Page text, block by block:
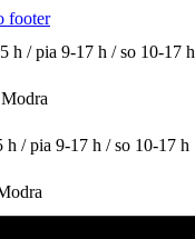
footer
h / pia 9-17 h / so 10-17 h
h / pia 9-17 h / so 10-17 h